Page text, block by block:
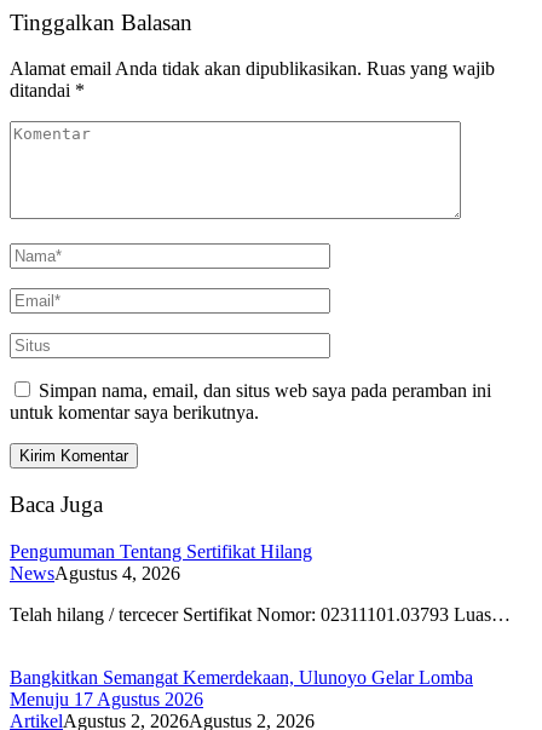
Tinggalkan Balasan
Alamat email Anda tidak akan dipublikasikan. Ruas yang wajib
ditandai *
Simpan nama, email, dan situs web saya pada peramban ini
untuk komentar saya berikutnya.
Baca Juga
Pengumuman Tentang Sertifikat Hilang
NewsAgustus 4, 2026
Telah hilang / tercecer Sertifikat Nomor: 02311101.03793 Luas…
Bangkitkan Semangat Kemerdekaan, Ulunoyo Gelar Lomba
Menuju 17 Agustus 2026
ArtikelAgustus 2, 2026Agustus 2, 2026